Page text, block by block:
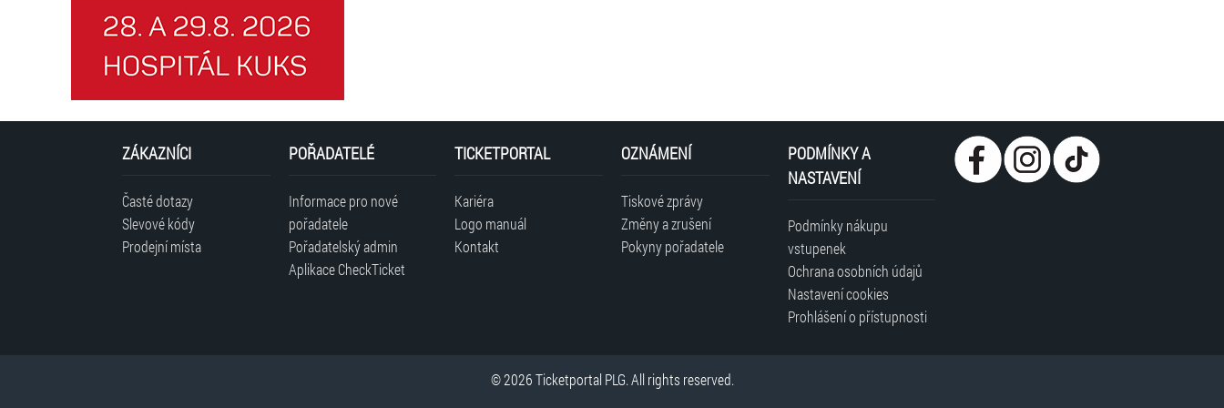
ZÁKAZNÍCI
Časté dotazy
Slevové kódy
Prodejní místa
POŘADATELÉ
Informace pro nové
pořadatele
Pořadatelský admin
Aplikace CheckTicket
TICKETPORTAL
Kariéra
Logo manuál
Kontakt
OZNÁMENÍ
Tiskové zprávy
Změny a zrušení
Pokyny pořadatele
PODMÍNKY A
NASTAVENÍ
Podmínky nákupu
vstupenek
Ochrana osobních údajů
Nastavení cookies
Prohlášení o přístupnosti
© 2026 Ticketportal PLG. All rights reserved.